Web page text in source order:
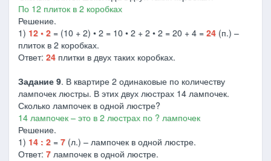
По 12 плиток в 2 коробках
Решение.
1) 12 • 2 = (10 + 2) • 2 = 10 • 2 + 2 • 2 = 20 + 4 = 24 (п.) –
плиток в 2 коробках.
Ответ: 24 плитки в двух таких коробках.
Задание 9. В квартире 2 одинаковые по количеству
лампочек люстры. В этих двух люстрах 14 лампочек.
Сколько лампочек в одной люстре?
14 лампочек – это в 2 люстрах по ? лампочек
Решение.
1) 14 : 2 = 7 (л.) – лампочек в одной люстре.
Ответ: 7 лампочек в одной люстре.